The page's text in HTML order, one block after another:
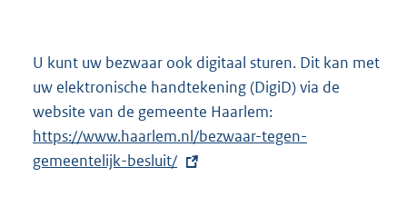
U kunt uw bezwaar ook digitaal sturen. Dit kan met
uw elektronische handtekening (DigiD) via de
website van de gemeente Haarlem:
x
https://www.haarlem.nl/bezwaar-tegen-
gemeentelijk-besluit/